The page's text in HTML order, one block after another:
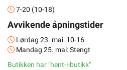
7-20 (10-18)
Avvikende åpningstider
Lørdag 23. mai: 10-16
Mandag 25. mai: Stengt
Butikken har "hent-i-butikk"